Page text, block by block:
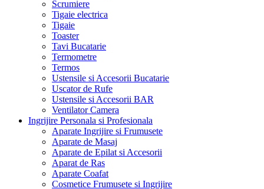
Scrumiere
Tigaie electrica
Tigaie
Toaster
Tavi Bucatarie
Termometre
Termos
Ustensile si Accesorii Bucatarie
Uscator de Rufe
Ustensile si Accesorii BAR
Ventilator Camera
Ingrijire Personala si Profesionala
Aparate Ingrijire si Frumusete
Aparate de Masaj
Aparate de Epilat si Accesorii
Aparat de Ras
Aparate Coafat
Cosmetice Frumusete si Ingrijire